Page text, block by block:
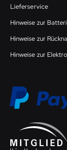
Lieferservice
Hinweise zur
Hinweise zur
Hinweise zur